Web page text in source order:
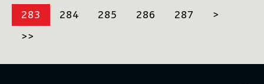
ალექსანდრე რონდელი
283
284 285 286 287
>
>>